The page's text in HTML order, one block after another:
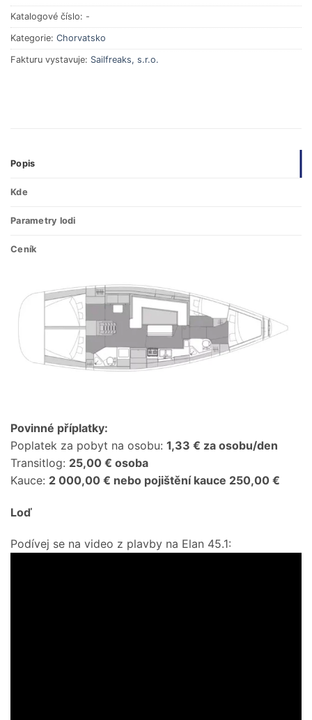
Katalogové číslo: -
Kategorie: Chorvatsko
Fakturu vystavuje: Sailfreaks, s.r.o.
Popis
Kde
Parametry lodi
Ceník
Povinné příplatky:
Poplatek za pobyt na osobu: 1,33 € za osobu/den
Transitlog: 25,00 € osoba
Kauce: 2 000,00 € nebo pojištění kauce 250,00 €
Loď
Podívej se na video z plavby na Elan 45.1: